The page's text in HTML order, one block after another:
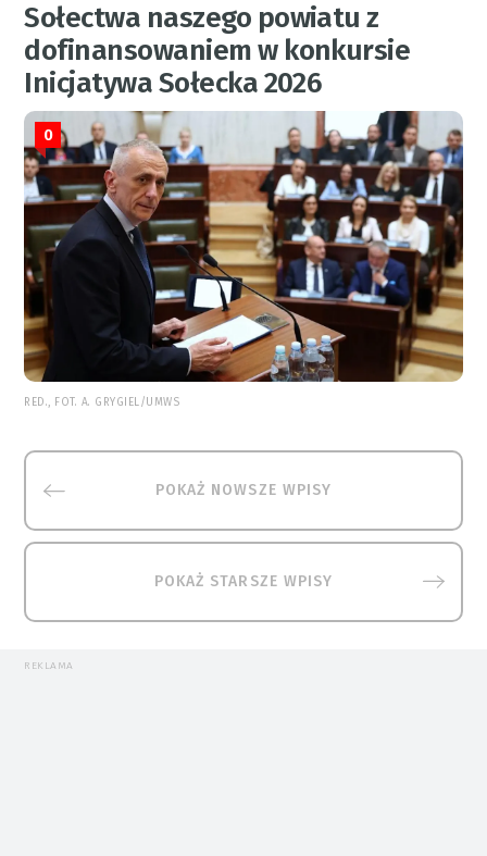
Sołectwa naszego powiatu z
dofinansowaniem w konkursie
Inicjatywa Sołecka 2026
0
RED., FOT. A. GRYGIEL/UMWS
POKAŻ NOWSZE WPISY
POKAŻ STARSZE WPISY
REKLAMA